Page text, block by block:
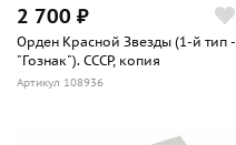
2 700 ₽
Орден Красной Звезды (1-й тип -
"Гознак"). СССР, копия
Артикул 108936